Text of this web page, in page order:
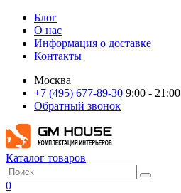
Блог
О нас
Информация о доставке
Контакты
Москва
+7 (495) 677-89-30 9:00 - 21:00
Обратный звонок
Каталог товаров
0